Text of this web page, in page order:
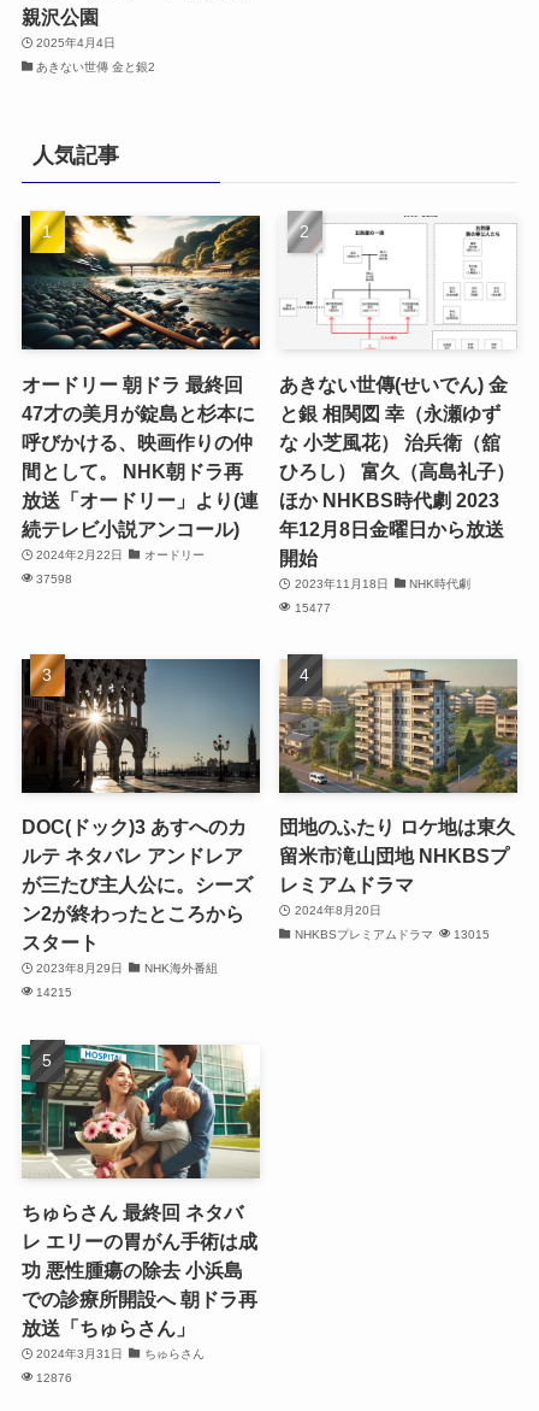
親沢公園
2025年4月4日
あきない世傳 金と銀2
人気記事
オードリー 朝ドラ 最終回
47才の美月が錠島と杉本に
呼びかける、映画作りの仲
間として。 NHK朝ドラ再
放送「オードリー」より(連
続テレビ小説アンコール)
2024年2月22日
オードリー
37598
あきない世傳(せいでん) 金
と銀 相関図 幸（永瀬ゆず
な 小芝風花） 治兵衛（舘
ひろし） 富久（高島礼子）
ほか NHKBS時代劇 2023
年12月8日金曜日から放送
開始
2023年11月18日
NHK時代劇
15477
DOC(ドック)3 あすへのカ
ルテ ネタバレ アンドレア
が三たび主人公に。シーズ
ン2が終わったところから
スタート
2023年8月29日
NHK海外番組
14215
団地のふたり ロケ地は東久
留米市滝山団地 NHKBSプ
レミアムドラマ
2024年8月20日
NHKBSプレミアムドラマ
13015
ちゅらさん 最終回 ネタバ
レ エリーの胃がん手術は成
功 悪性腫瘍の除去 小浜島
での診療所開設へ 朝ドラ再
放送「ちゅらさん」
2024年3月31日
ちゅらさん
12876